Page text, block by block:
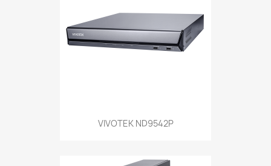
VIVOTEK ND9542P